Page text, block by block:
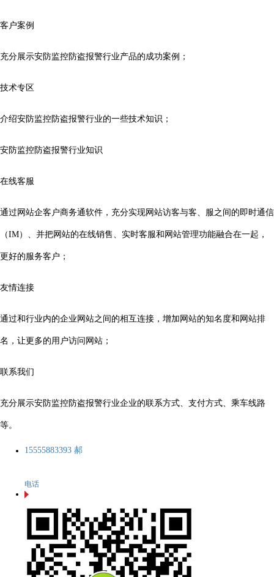
客户案例
充分展示安防监控防盗报警行业产品的成功案例；
技术专区
介绍安防监控防盗报警行业的一些技术知识；
安防监控防盗报警行业知识
在线客服
通过网站企客户商务通软件，充分实现网站访客与客、服之间的即时通信
（IM）、并把网站的在线销售、实时客服和网站管理功能融合在一起，
更好的服务客户；
友情连接
通过和行业内的企业网站之间的相互连接，增加网站的知名度和网站排
名，让更多的用户访问网站；
联系我们
充分展示安防监控防盗报警行业企业的联系方式、支付方式、乘车线路
等。
15555883393 郝
电话